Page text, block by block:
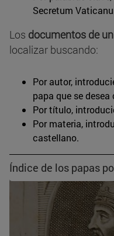
Secretum
Los documentos de
localizar buscando:
Por autor,
papa que se desea
Por título,
Por materia,
castellano.
Índice de los papas